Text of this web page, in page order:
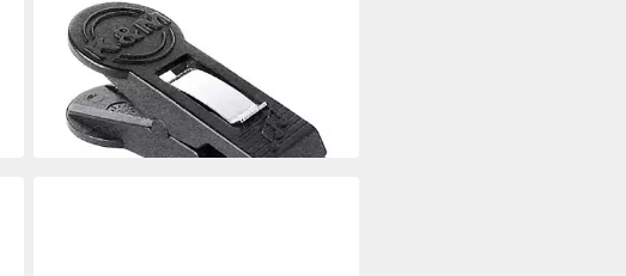
& Halter, Ständerzubehör), 16060
Notenklammer - Zubehör für
Ständer
20,90 €
lieferbar - in 3-4 Werktagen bei dir